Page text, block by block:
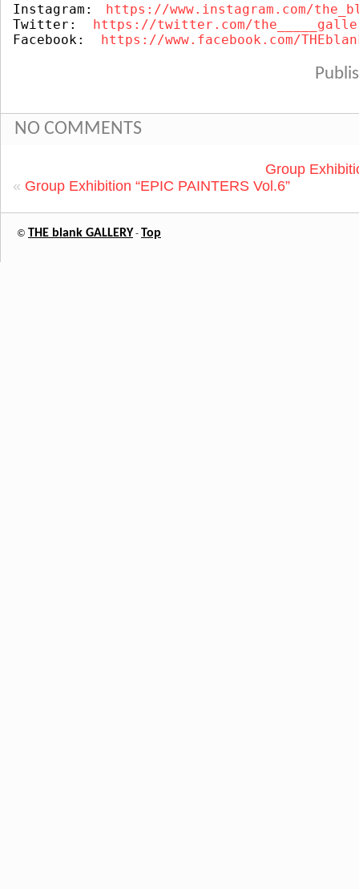
Instagram:
https://www.instagram.com/
Twitter: https://twitter.com/
Facebook: https://www.facebook.com/
NO COMMENTS
Group
« Group Exhibition “EPIC PAINTERS Vol.6”
© THE blank GALLERY - Top